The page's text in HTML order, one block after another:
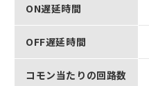
ON遅延時間
OFF遅延時間
コモン当たりの回路数